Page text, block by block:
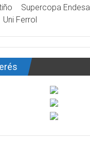
Supercopa Endesa
Uni Ferrol